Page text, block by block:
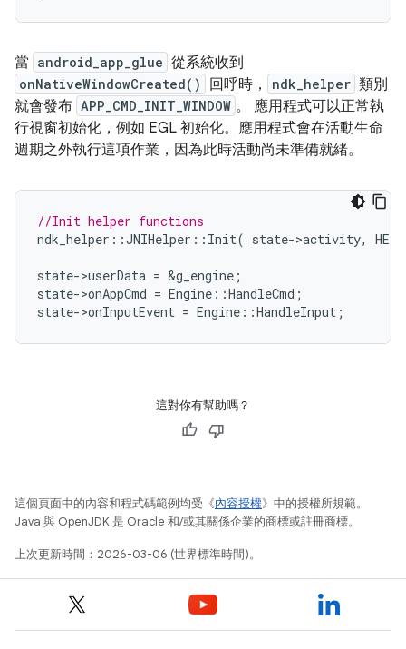
當 android_app_glue 從系統收到
onNativeWindowCreated() 回呼時， ndk_helper 類別
就會發布 APP_CMD_INIT_WINDOW 。 應用程式可以正常執
行視窗初始化，例如 EGL 初始化。應用程式會在活動生命
週期之外執行這項作業，因為此時活動尚未準備就緒。
//Init helper functions
ndk_helper ::JNIHelper :: Init( state->activity,
state->userData = &g_engine ;
state->onAppCmd = Engine ::HandleCmd ;
state->onInputEvent = Engine ::HandleInput ;
這對你有幫助嗎？
這個頁面中的內容和程式碼範例均受《內容授權》中的授權所規範。
Java 與 OpenJDK 是 Oracle 和/或其關係企業的商標或註冊商標。
上次更新時間：2026-03-06 (世界標準時間)。